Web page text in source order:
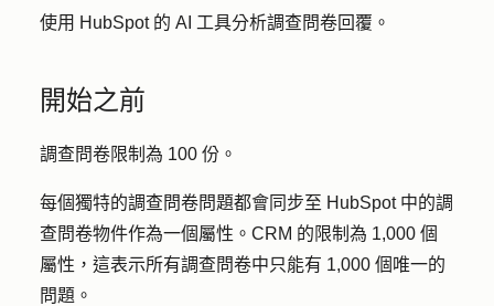
使用 HubSpot 的 AI 工具分析調查問卷回覆。
開始之前
調查問卷限制為 100 份。
每個獨特的調查問卷問題都會同步至 HubSpot 中的調
查問卷物件作為一個屬性。CRM 的限制為 1,000 個
屬性，這表示所有調查問卷中只能有 1,000 個唯一的
問題。